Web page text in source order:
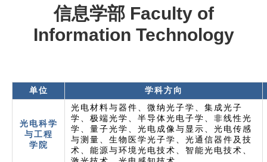
信息学部 Faculty of
Information Technology
单位 学科方向
光电科学
与工程
学院
光电材料与器件、微纳光子学、集成光子
学、极端光学、半导体光电子学、非线性光
学、量子光学、光电成像与显示、光电传感
与测量、生物医学光子学、光通信器件及技
术、能源与环境光电技术、智能光电技术、